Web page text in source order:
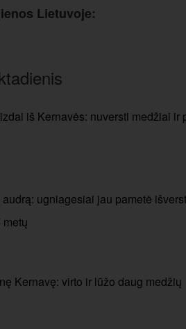
Lietuvoje:
iš Kernavės: nuversti medžiai ir
ugniagesiai jau pametė
Kernavę: virto ir lūžo daug medžių